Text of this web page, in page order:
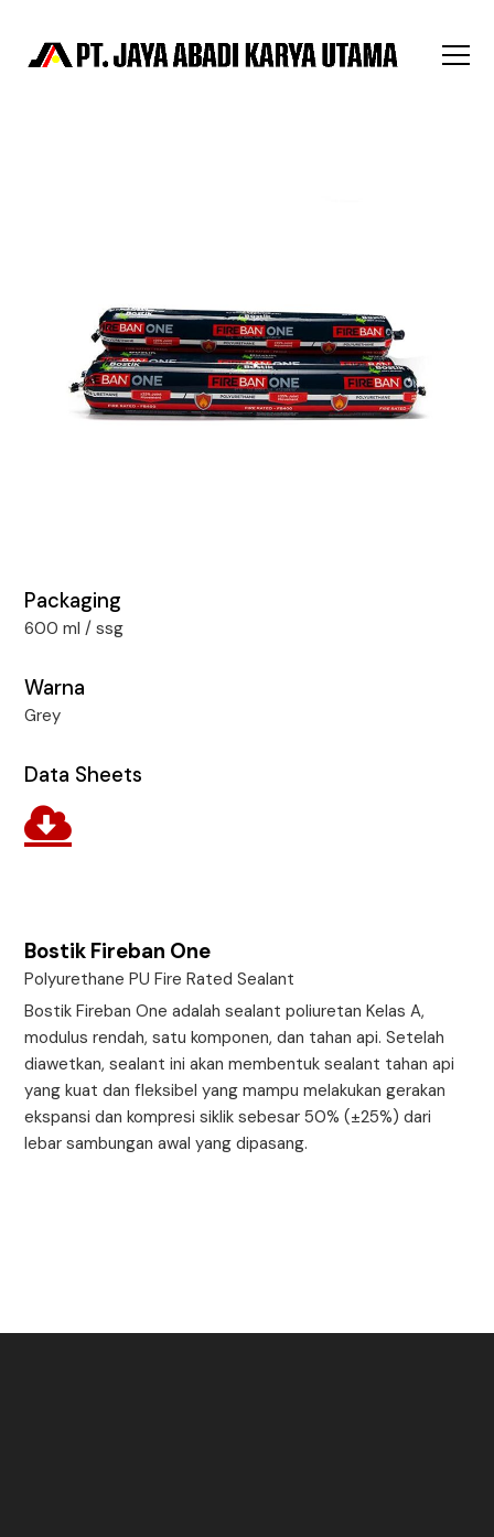
Packaging
600 ml / ssg
Warna
Grey
Data Sheets
Bostik Fireban One
Polyurethane PU Fire Rated Sealant
Bostik Fireban One adalah sealant poliuretan Kelas A,
modulus rendah, satu komponen, dan tahan api. Setelah
diawetkan, sealant ini akan membentuk sealant tahan api
yang kuat dan fleksibel yang mampu melakukan gerakan
ekspansi dan kompresi siklik sebesar 50% (±25%) dari
lebar sambungan awal yang dipasang.